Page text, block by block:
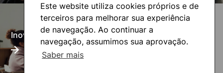
Este website utiliza cookies próprios e de
terceiros para melhorar sua experiência
de navegação. Ao continuar a
navegação, assumimos sua aprovação.
Saber mais
Inovação Pedagógica
UNIgreen- The green
European University